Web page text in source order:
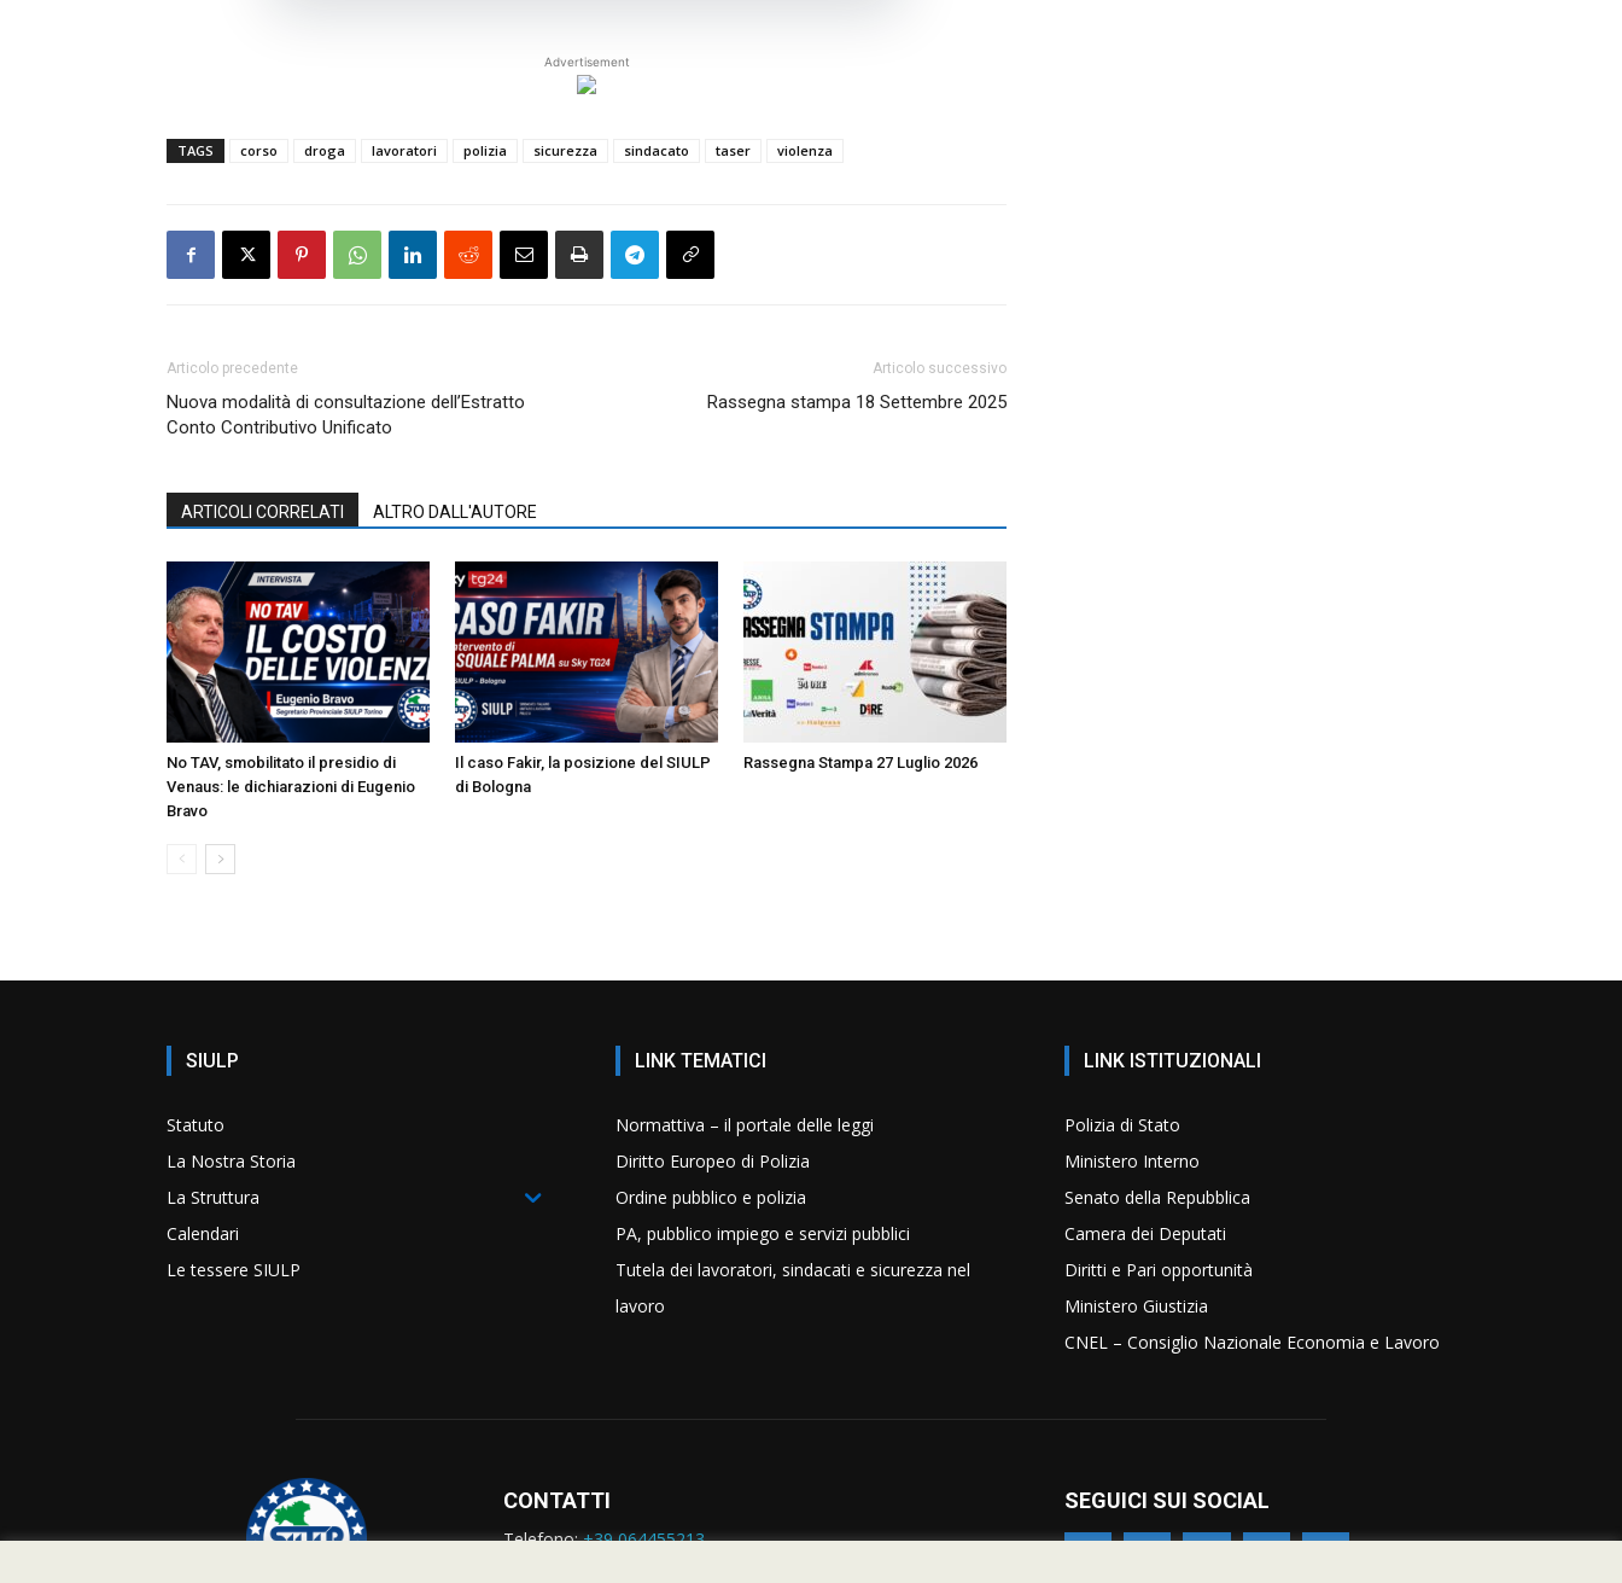
Advertisement
TAGS corso droga lavoratori polizia sicurezza sindacato taser violenza
Articolo precedente
Nuova modalità di consultazione dell’Estratto
Conto Contributivo Unificato
Articolo successivo
Rassegna stampa 18 Settembre 2025
ARTICOLI CORRELATI ALTRO DALL'AUTORE
No TAV, smobilitato il presidio di
Venaus: le dichiarazioni di Eugenio
Bravo
Il caso Fakir, la posizione del SIULP
di Bologna
Rassegna Stampa 27 Luglio 2026
SIULP
Statuto
La Nostra Storia
La Struttura
Calendari
Le tessere SIULP
LINK TEMATICI
Normattiva – il portale delle leggi
Diritto Europeo di Polizia
Ordine pubblico e polizia
PA, pubblico impiego e servizi pubblici
Tutela dei lavoratori, sindacati e sicurezza nel
lavoro
LINK ISTITUZIONALI
Polizia di Stato
Ministero Interno
Senato della Repubblica
Camera dei Deputati
Diritti e Pari opportunità
Ministero Giustizia
CNEL – Consiglio Nazionale Economia e Lavoro
CONTATTI
Telefono:+39 064455213
SEGUICI SUI SOCIAL